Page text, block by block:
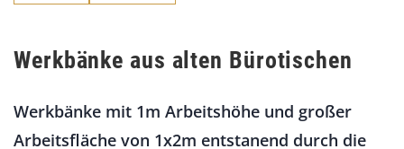
Werkbänke aus alten Bürotischen
Werkbänke mit 1m Arbeitshöhe und großer
Arbeitsfläche von 1x2m entstanend durch die